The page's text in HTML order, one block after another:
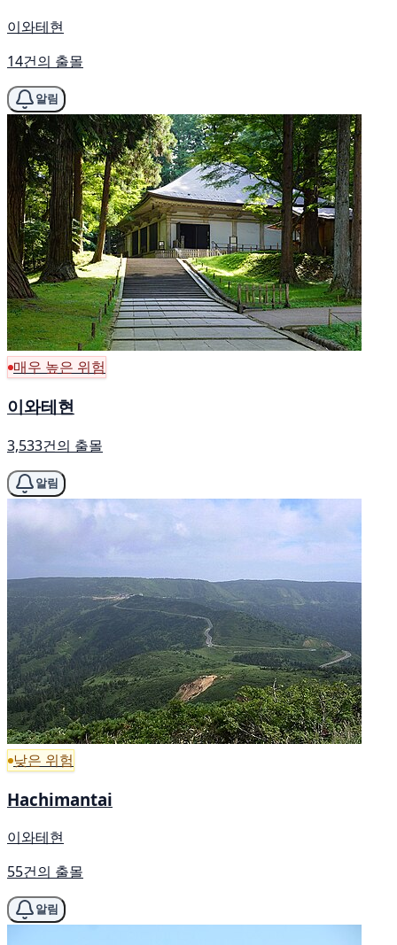
이와테현
14건의 출몰
알림
매우 높은 위험
이와테현
3,533건의 출몰
알림
낮은 위험
Hachimantai
이와테현
55건의 출몰
알림